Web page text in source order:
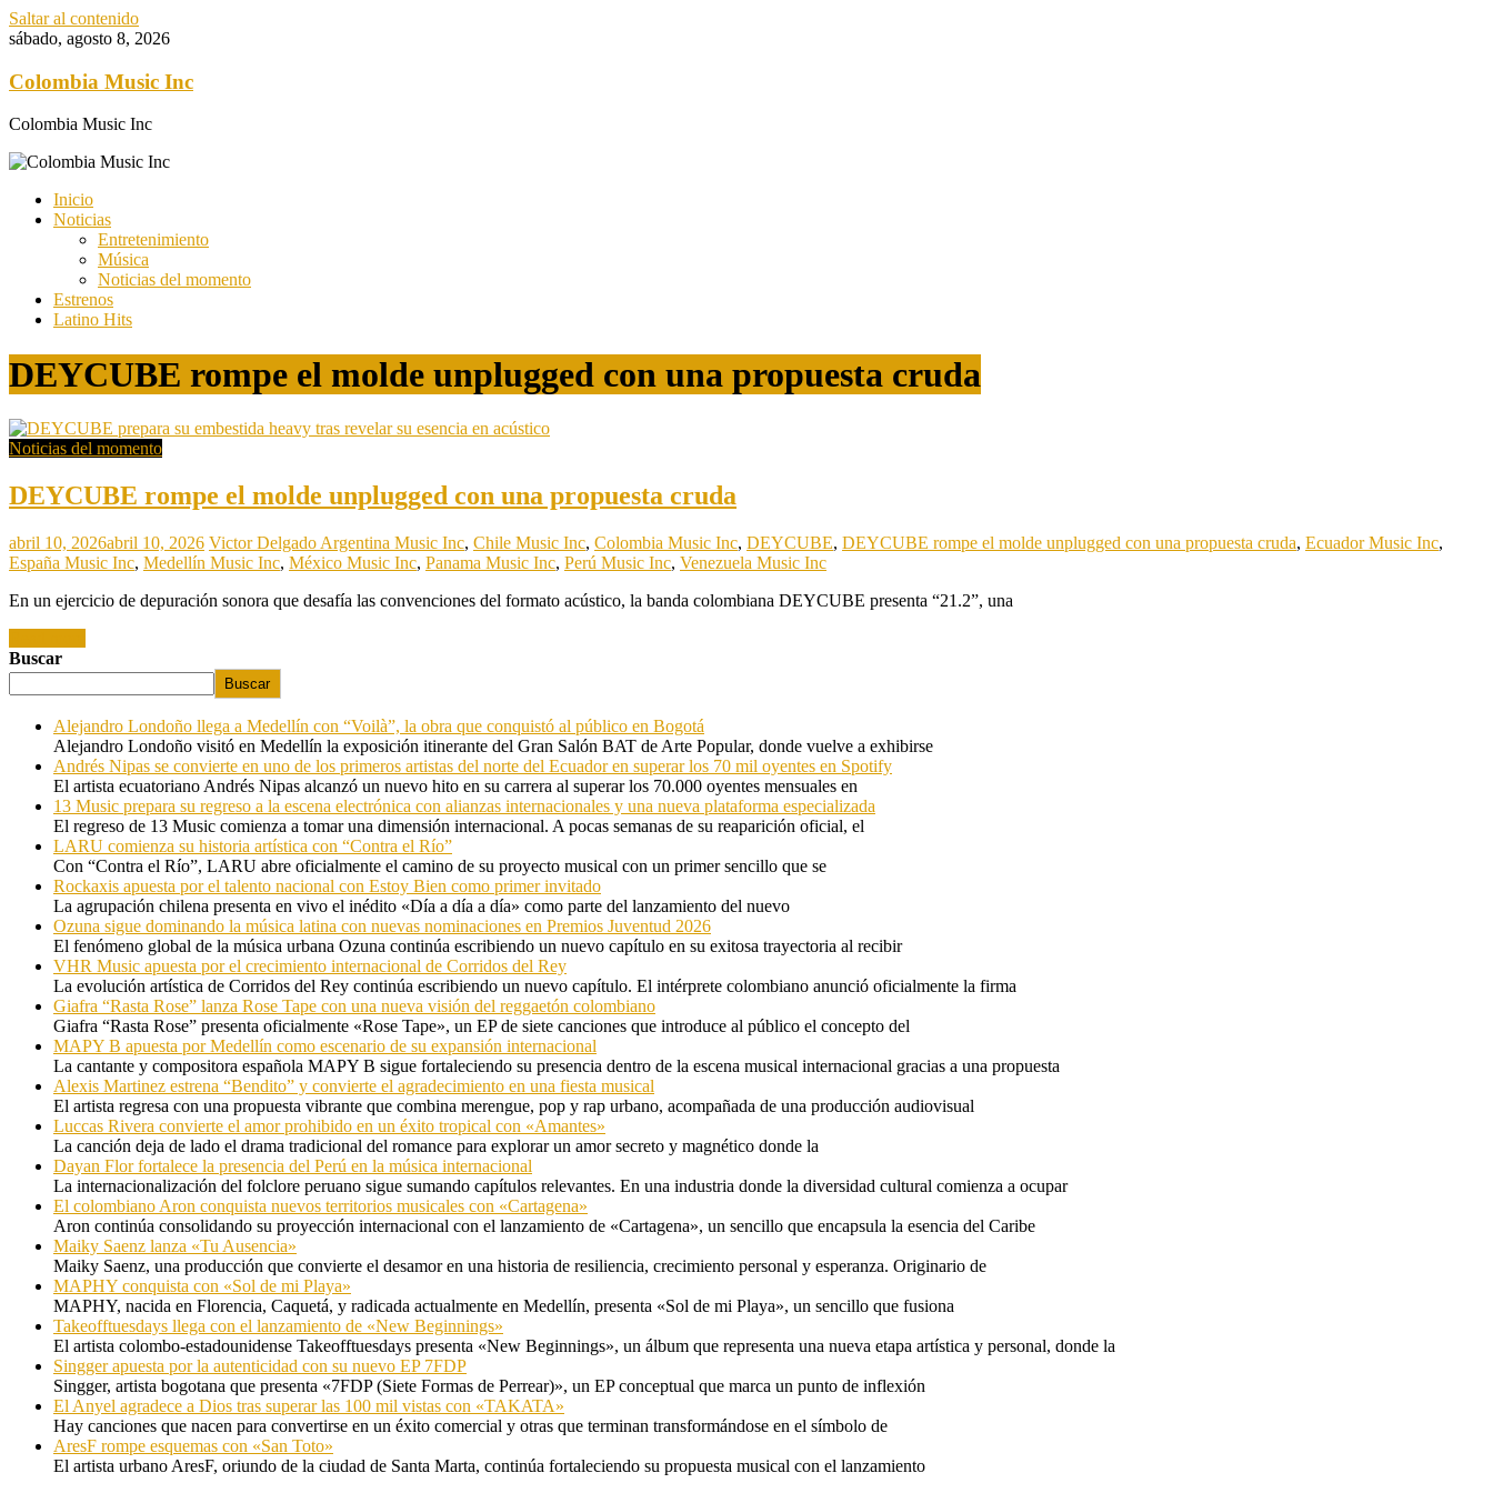
Saltar al contenido
sábado, agosto 8, 2026
Colombia Music Inc
Colombia Music Inc
Inicio
Noticias
Entretenimiento
Música
Noticias del momento
Estrenos
Latino Hits
DEYCUBE rompe el molde unplugged con una propuesta cruda
Noticias del momento
DEYCUBE rompe el molde unplugged con una propuesta cruda
abril 10, 2026abril 10, 2026 Victor Delgado Argentina Music Inc, Chile Music Inc, Colombia Music Inc, DEYCUBE, DEYCUBE rompe el molde unplugged con una propuesta cruda, Ecuador Music Inc,
España Music Inc, Medellín Music Inc, México Music Inc, Panama Music Inc, Perú Music Inc, Venezuela Music Inc
En un ejercicio de depuración sonora que desafía las convenciones del formato acústico, la banda colombiana DEYCUBE presenta “21.2”, una
Buscar
Buscar
Alejandro Londoño llega a Medellín con “Voilà”, la obra que conquistó al público en Bogotá
Alejandro Londoño visitó en Medellín la exposición itinerante del Gran Salón BAT de Arte Popular, donde vuelve a exhibirse
Andrés Nipas se convierte en uno de los primeros artistas del norte del Ecuador en superar los 70 mil oyentes en Spotify
El artista ecuatoriano Andrés Nipas alcanzó un nuevo hito en su carrera al superar los 70.000 oyentes mensuales en
13 Music prepara su regreso a la escena electrónica con alianzas internacionales y una nueva plataforma especializada
El regreso de 13 Music comienza a tomar una dimensión internacional. A pocas semanas de su reaparición oficial, el
LARU comienza su historia artística con “Contra el Río”
Con “Contra el Río”, LARU abre oficialmente el camino de su proyecto musical con un primer sencillo que se
Rockaxis apuesta por el talento nacional con Estoy Bien como primer invitado
La agrupación chilena presenta en vivo el inédito «Día a día a día» como parte del lanzamiento del nuevo
Ozuna sigue dominando la música latina con nuevas nominaciones en Premios Juventud 2026
El fenómeno global de la música urbana Ozuna continúa escribiendo un nuevo capítulo en su exitosa trayectoria al recibir
VHR Music apuesta por el crecimiento internacional de Corridos del Rey
La evolución artística de Corridos del Rey continúa escribiendo un nuevo capítulo. El intérprete colombiano anunció oficialmente la firma
Giafra “Rasta Rose” lanza Rose Tape con una nueva visión del reggaetón colombiano
Giafra “Rasta Rose” presenta oficialmente «Rose Tape», un EP de siete canciones que introduce al público el concepto del
MAPY B apuesta por Medellín como escenario de su expansión internacional
La cantante y compositora española MAPY B sigue fortaleciendo su presencia dentro de la escena musical internacional gracias a una propuesta
Alexis Martinez estrena “Bendito” y convierte el agradecimiento en una fiesta musical
El artista regresa con una propuesta vibrante que combina merengue, pop y rap urbano, acompañada de una producción audiovisual
Luccas Rivera convierte el amor prohibido en un éxito tropical con «Amantes»
La canción deja de lado el drama tradicional del romance para explorar un amor secreto y magnético donde la
Dayan Flor fortalece la presencia del Perú en la música internacional
La internacionalización del folclore peruano sigue sumando capítulos relevantes. En una industria donde la diversidad cultural comienza a ocupar
El colombiano Aron conquista nuevos territorios musicales con «Cartagena»
Aron continúa consolidando su proyección internacional con el lanzamiento de «Cartagena», un sencillo que encapsula la esencia del Caribe
Maiky Saenz lanza «Tu Ausencia»
Maiky Saenz, una producción que convierte el desamor en una historia de resiliencia, crecimiento personal y esperanza. Originario de
MAPHY conquista con «Sol de mi Playa»
MAPHY, nacida en Florencia, Caquetá, y radicada actualmente en Medellín, presenta «Sol de mi Playa», un sencillo que fusiona
Takeofftuesdays llega con el lanzamiento de «New Beginnings»
El artista colombo-estadounidense Takeofftuesdays presenta «New Beginnings», un álbum que representa una nueva etapa artística y personal, donde la
Singger apuesta por la autenticidad con su nuevo EP 7FDP
Singger, artista bogotana que presenta «7FDP (Siete Formas de Perrear)», un EP conceptual que marca un punto de inflexión
El Anyel agradece a Dios tras superar las 100 mil vistas con «TAKATA»
Hay canciones que nacen para convertirse en un éxito comercial y otras que terminan transformándose en el símbolo de
AresF rompe esquemas con «San Toto»
El artista urbano AresF, oriundo de la ciudad de Santa Marta, continúa fortaleciendo su propuesta musical con el lanzamiento